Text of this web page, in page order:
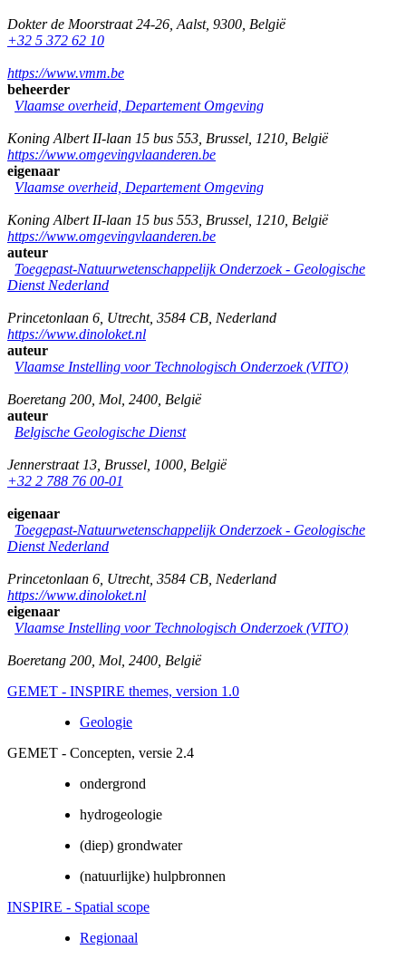
Dokter de Moorstraat 24-26 Aalst, 9300 België
+32 5 372 62 10
https://www.vmm.be
beheerder
Vlaamse overheid, Departement Omgeving
Koning Albert II-laan 15 bus 553 Brussel 1210 België
https://www.omgevingvlaanderen.be
eigenaar
Vlaamse overheid, Departement Omgeving
Koning Albert II-laan 15 bus 553 Brussel 1210 België
https://www.omgevingvlaanderen.be
auteur
Toegepast-Natuurwetenschappelijk Onderzoek - Geologische
Dienst Nederland
Princetonlaan 6 Utrecht, 3584 CB Nederland
https://www.dinoloket.nl
auteur
Vlaamse Instelling voor Technologisch Onderzoek (VITO)
Boeretang 200 Mol 2400 België
auteur
Belgische Geologische Dienst
Jennerstraat 13 Brussel 1000 België
+32 2 788 76 00-01
eigenaar
Toegepast-Natuurwetenschappelijk Onderzoek - Geologische
Dienst Nederland
Princetonlaan 6 Utrecht, 3584 CB Nederland
https://www.dinoloket.nl
eigenaar
Vlaamse Instelling voor Technologisch Onderzoek (VITO)
Boeretang 200 Mol 2400 België
GEMET - INSPIRE themes, version 1.0
Geologie
GEMET - Concepten, versie 2.4
ondergrond
hydrogeologie
(diep) grondwater
(natuurlijke) hulpbronnen
INSPIRE - Spatial scope
Regionaal